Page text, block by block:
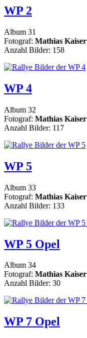
WP 2
Album 31
Fotograf: Mathias Kaiser
Anzahl Bilder: 158
WP 4
Album 32
Fotograf: Mathias Kaiser
Anzahl Bilder: 117
WP 5
Album 33
Fotograf: Mathias Kaiser
Anzahl Bilder: 133
WP 5 Opel
Album 34
Fotograf: Mathias Kaiser
Anzahl Bilder: 30
WP 7 Opel